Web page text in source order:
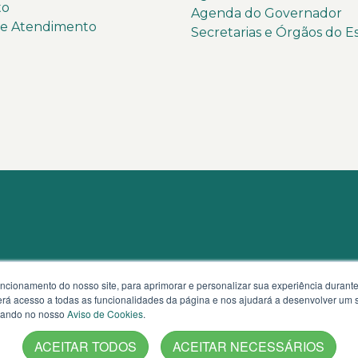
Atendimento
Agenda do Governador
Secretarias e Órgãos do
do nosso site, para aprimorar e personalizar sua experiência
acesso a todas as funcionalidades da página e nos ajudará a desenvolver
no nosso Aviso de Cookies.
ACEITAR TODOS ACEITAR NECESSÁRIOS